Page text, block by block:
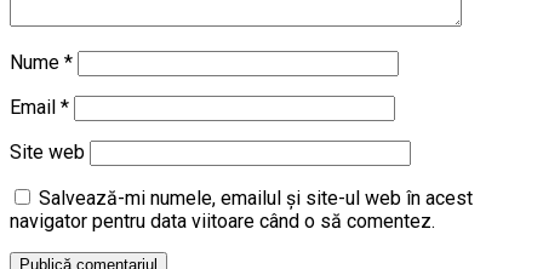
Nume *
Email *
Site web
Salvează-mi numele, emailul și site-ul web în acest
navigator pentru data viitoare când o să comentez.